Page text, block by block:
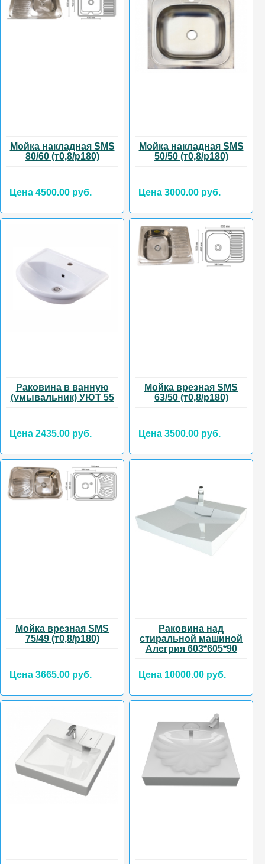
Мойка накладная SMS
80/60 (т0,8/р180)
Цена 4500.00 руб.
Мойка накладная SMS
50/50 (т0,8/р180)
Цена 3000.00 руб.
Раковина в ванную
(умывальник) УЮТ 55
Цена 2435.00 руб.
Мойка врезная SMS
63/50 (т0,8/р180)
Цена 3500.00 руб.
Мойка врезная SMS
75/49 (т0,8/р180)
Цена 3665.00 руб.
Раковина над
стиральной машиной
Алегрия 603*605*90
Цена 10000.00 руб.